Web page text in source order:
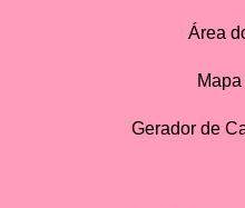
Área
Gerador de